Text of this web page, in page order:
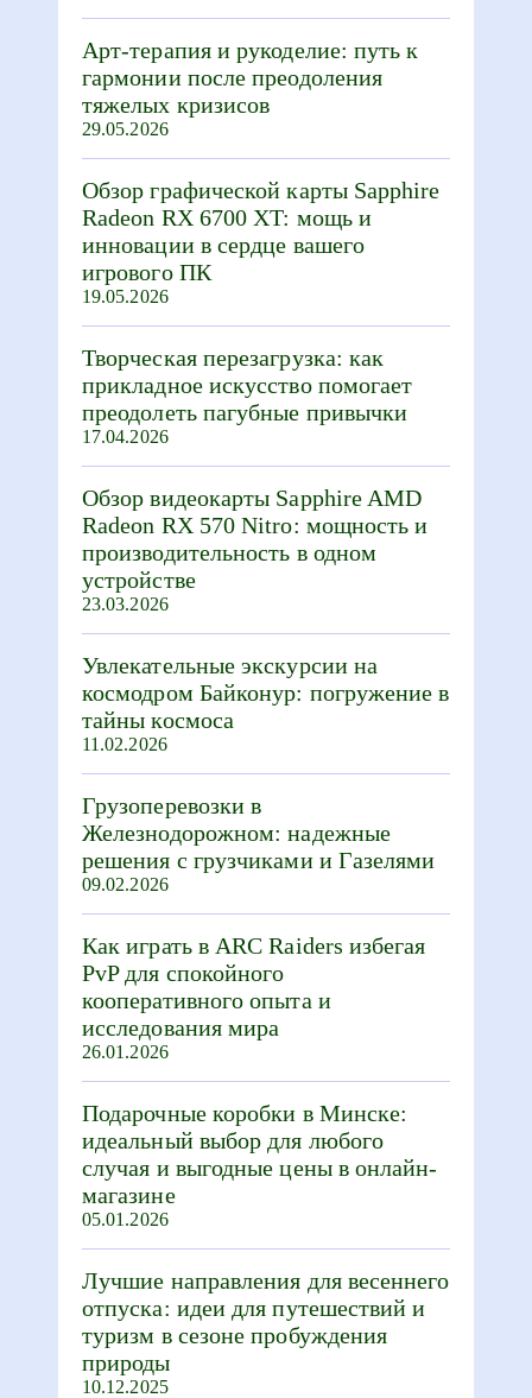
Арт-терапия и рукоделие: путь к
гармонии после преодоления
тяжелых кризисов
29.05.2026
Обзор графической карты Sapphire
Radeon RX 6700 XT: мощь и
инновации в сердце вашего
игрового ПК
19.05.2026
Творческая перезагрузка: как
прикладное искусство помогает
преодолеть пагубные привычки
17.04.2026
Обзор видеокарты Sapphire AMD
Radeon RX 570 Nitro: мощность и
производительность в одном
устройстве
23.03.2026
Увлекательные экскурсии на
космодром Байконур: погружение в
тайны космоса
11.02.2026
Грузоперевозки в
Железнодорожном: надежные
решения с грузчиками и Газелями
09.02.2026
Как играть в ARC Raiders избегая
PvP для спокойного
кооперативного опыта и
исследования мира
26.01.2026
Подарочные коробки в Минске:
идеальный выбор для любого
случая и выгодные цены в онлайн-
магазине
05.01.2026
Лучшие направления для весеннего
отпуска: идеи для путешествий и
туризм в сезоне пробуждения
природы
10.12.2025